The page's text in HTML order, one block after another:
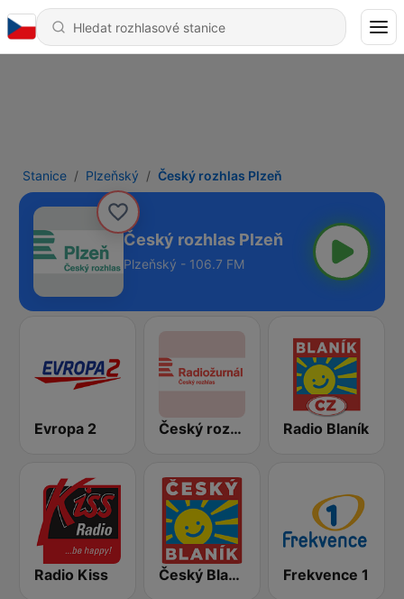
Stanice Plzeňský Český rozhlas Plzeň
Český rozhlas Plzeň
Plzeňský - 106.7 FM
Evropa 2 Český rozhlas Radiožurnál Radio Blaník
Radio Kiss Český Blaník Frekvence 1